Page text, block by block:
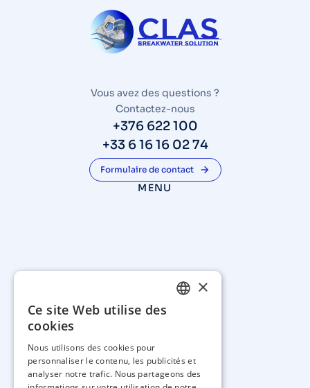
Vous avez des questions ?
Contactez-nous
+376 622 100
+33 6 16 16 02 74
Formulaire de contact
MENU
×
Ce site Web utilise des
cookies
Nous utilisons des cookies pour
personnaliser le contenu, les publicités et
analyser notre trafic. Nous partageons des